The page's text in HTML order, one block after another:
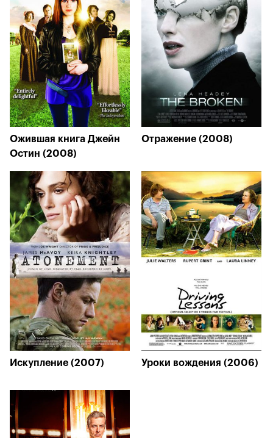
Ожившая книга Джейн
Остин (2008)
Отражение (2008)
Искупление (2007) Уроки вождения (2006)